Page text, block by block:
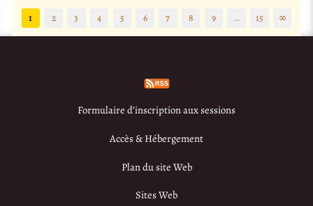
1
2 3 4 5 6 7 8 9 … 15 ∞
Formulaire d’inscription aux sessions
Accès & Hébergement
Plan du site Web
Sites Web